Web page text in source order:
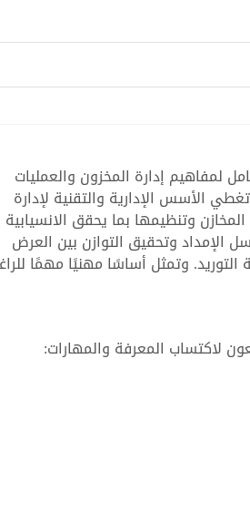
لمفاهيم إدارة المخزون والعمليات
الأسس الإدارية والتقنية لإدارة
وتنظيمها بما يحقق الانسيابية
الإمداد وتحقيق التوازن بين العرض
التوريد. وتمثل أساسًا مهنيًا مهمًا
لاكتساب المعرفة والمهارات: